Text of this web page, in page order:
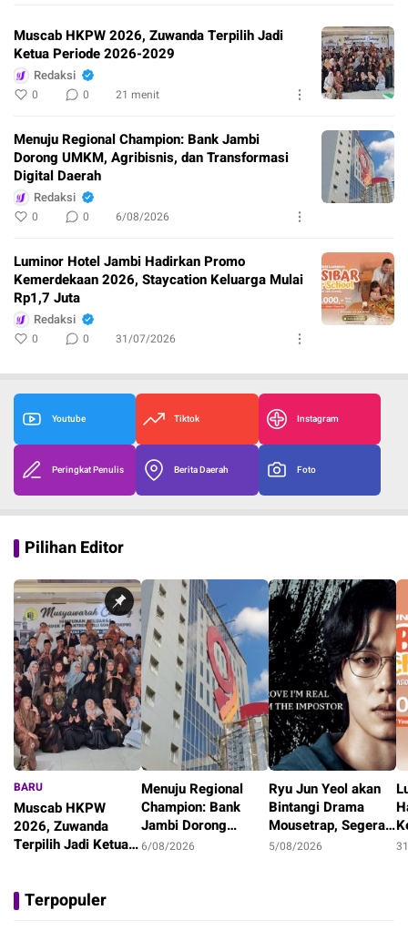
Muscab HKPW 2026, Zuwanda Terpilih Jadi
Ketua Periode 2026-2029
Redaksi
0 0 21 menit
Menuju Regional Champion: Bank Jambi
Dorong UMKM, Agribisnis, dan Transformasi
Digital Daerah
Redaksi
0 0 6/08/2026
Luminor Hotel Jambi Hadirkan Promo
Kemerdekaan 2026, Staycation Keluarga Mulai
Rp1,7 Juta
Redaksi
0 0 31/07/2026
Youtube Tiktok Instagram
Peringkat Penulis Berita Daerah Foto
Pilihan Editor
BARU
Muscab HKPW
2026, Zuwanda
Terpilih Jadi Ketua
Menuju Regional
Champion: Bank
Jambi Dorong
UMKM, Agribisnis,
6/08/2026
Ryu Jun Yeol akan
Bintangi Drama
Mousetrap, Segera
Tayang di Netflix!
5/08/2026
Terpopuler